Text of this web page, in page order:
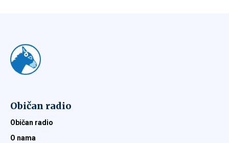
Običan radio
Običan radio
O nama